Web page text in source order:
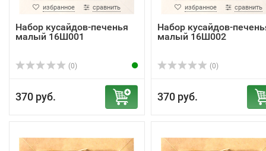
избранное сравнить
Набор кусайдов-печенья
малый 16Ш001
(0)
370 руб.
избранное сравнить
Набор кусайдов-
малый 16Ш002
(0)
370 руб.